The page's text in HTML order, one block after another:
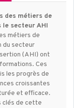
des métiers de
le secteur AHI
métiers de
du secteur
(AHI) ont
Ces
les progrès de
croissantes
et efficace.
clés de cette